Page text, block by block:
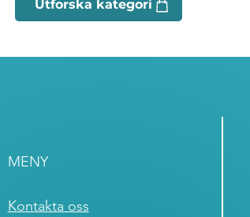
MENY
Kontakta oss